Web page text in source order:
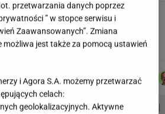
Teściowa mówi, że jest mamą jej
"Chyba oszaleję"
KIERZKOWSKA
KOLIBABSKI
TRELA
BRYCZKOWSKA
ZNAK Z '30' WISŁAWA SZYMBORSKA
przetwarzania danych poprzez
” w stopce serwisu i
Zaawansowanych”. Zmiana
możliwa jest także za pomocą ustawień
i Agora S.A. możemy przetwarzać
celach:
geolokalizacyjnych. Aktywne